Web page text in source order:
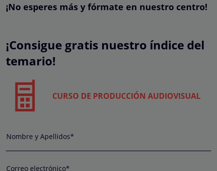
¡No esperes más y fórmate en nuestro centro!
¡Consigue gratis nuestro índice del
temario!
CURSO DE PRODUCCIÓN AUDIOVISUAL
Nombre y Apellidos*
Correo electrónico*